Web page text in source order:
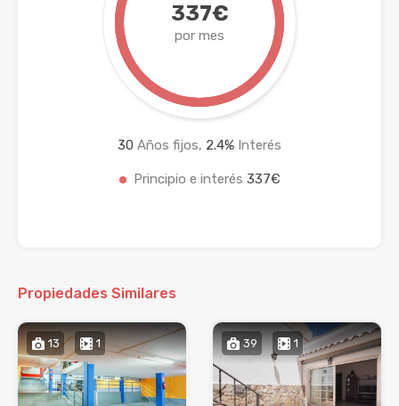
337€
por mes
30 Años fijos, 2.4% Interés
Principio e interés 337€
Propiedades Similares
13 1 39 1